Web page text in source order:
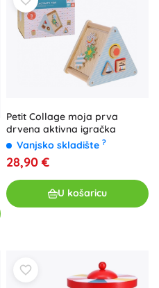
Petit Collage moja prva
drvena aktivna igračka
Vanjsko skladište ?
28,90 €
U košaricu